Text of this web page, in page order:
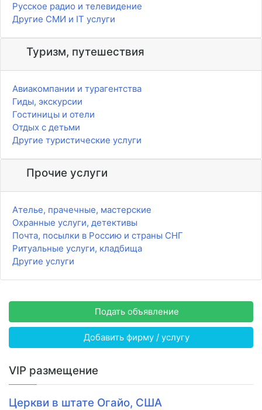
Русское радио и телевидение
Другие СМИ и IT услуги
Туризм, путешествия
Авиакомпании и турагентства
Гиды, экскурсии
Гостиницы и отели
Отдых с детьми
Другие туристические услуги
Прочие услуги
Ателье, прачечные, мастерские
Охранные услуги, детективы
Почта, посылки в Россию и страны СНГ
Ритуальные услуги, кладбища
Другие услуги
Подать объявление
Добавить фирму / услугу
VIP размещение
Церкви в штате Огайо, США